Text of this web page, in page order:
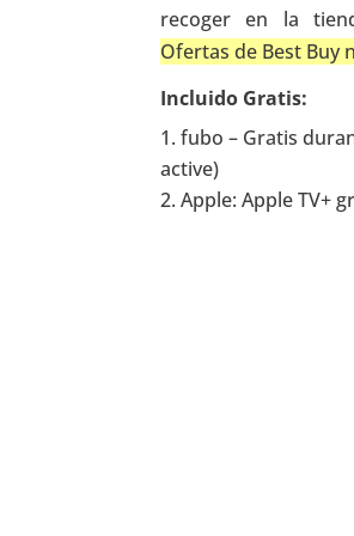
recoger en la
Ofertas de Best Buy
Incluido Gratis:
fubo – Gratis
active)
Apple: Apple TV+